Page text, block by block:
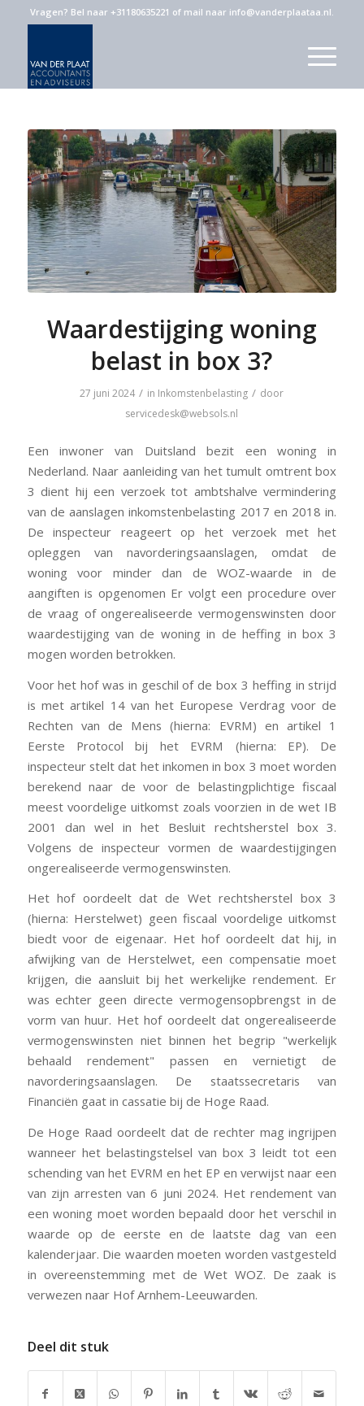
Vragen? Bel naar +31180635221 of mail naar info@vanderplaataa.nl.
Waardestijging woning
belast in box 3?
27 juni 2024 / in Inkomstenbelasting / door
servicedesk@websols.nl
Een inwoner van Duitsland bezit een woning in
Nederland. Naar aanleiding van het tumult omtrent box
3 dient hij een verzoek tot ambtshalve vermindering
van de aanslagen inkomstenbelasting 2017 en 2018 in.
De inspecteur reageert op het verzoek met het
opleggen van navorderingsaanslagen, omdat de
woning voor minder dan de WOZ-waarde in de
aangiften is opgenomen Er volgt een procedure over
de vraag of ongerealiseerde vermogenswinsten door
waardestijging van de woning in de heffing in box 3
mogen worden betrokken.
Voor het hof was in geschil of de box 3 heffing in strijd
is met artikel 14 van het Europese Verdrag voor de
Rechten van de Mens (hierna: EVRM) en artikel 1
Eerste Protocol bij het EVRM (hierna: EP). De
inspecteur stelt dat het inkomen in box 3 moet worden
berekend naar de voor de belastingplichtige fiscaal
meest voordelige uitkomst zoals voorzien in de wet IB
2001 dan wel in het Besluit rechtsherstel box 3.
Volgens de inspecteur vormen de waardestijgingen
ongerealiseerde vermogenswinsten.
Het hof oordeelt dat de Wet rechtsherstel box 3
(hierna: Herstelwet) geen fiscaal voordelige uitkomst
biedt voor de eigenaar. Het hof oordeelt dat hij, in
afwijking van de Herstelwet, een compensatie moet
krijgen, die aansluit bij het werkelijke rendement. Er
was echter geen directe vermogensopbrengst in de
vorm van huur. Het hof oordeelt dat ongerealiseerde
vermogenswinsten niet binnen het begrip "werkelijk
behaald rendement" passen en vernietigt de
navorderingsaanslagen. De staatssecretaris van
Financiën gaat in cassatie bij de Hoge Raad.
De Hoge Raad oordeelt dat de rechter mag ingrijpen
wanneer het belastingstelsel van box 3 leidt tot een
schending van het EVRM en het EP en verwijst naar een
van zijn arresten van 6 juni 2024. Het rendement van
een woning moet worden bepaald door het verschil in
waarde op de eerste en de laatste dag van een
kalenderjaar. Die waarden moeten worden vastgesteld
in overeenstemming met de Wet WOZ. De zaak is
verwezen naar Hof Arnhem-Leeuwarden.
Deel dit stuk